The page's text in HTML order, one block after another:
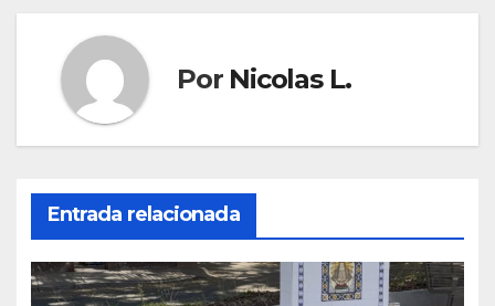
Por Nicolas L.
Entrada relacionada